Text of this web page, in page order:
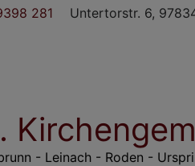
281 Untertorstr. 6,
- Leinach - Roden -